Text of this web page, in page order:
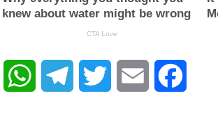
WhatsAppTelegram Twitter Email